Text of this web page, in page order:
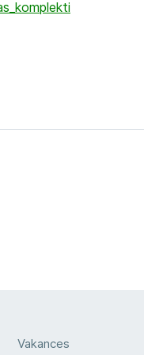
Vakances